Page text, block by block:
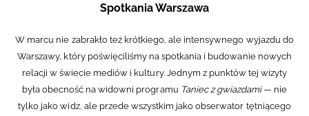
Spotkania Warszawa
W marcu nie zabrakło też krótkiego, ale intensywnego wyjazdu do
Warszawy, który poświęciliśmy na spotkania i budowanie nowych
relacji w świecie mediów i kultury. Jednym z punktów tej wizyty
była obecność na widowni programu Taniec z gwiazdami— nie
tylko jako widz, ale przede wszystkim jako obserwator tętniącego